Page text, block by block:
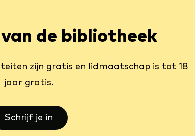
de bibliotheek
zijn gratis en lidmaatschap is tot 18
jaar gratis.
Schrijf je in